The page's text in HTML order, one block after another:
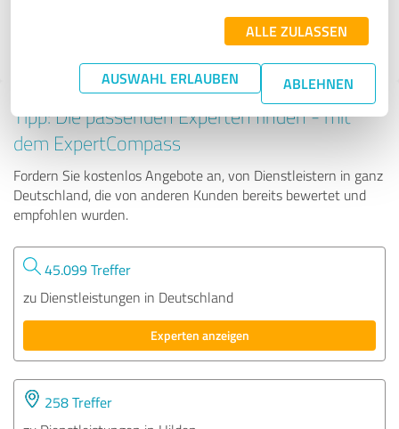
ALLE ZULASSEN
AUSWAHL ERLAUBEN ABLEHNEN
Tipp: Die passenden Experten finden - mit
dem ExpertCompass
Fordern Sie kostenlos Angebote an, von Dienstleistern in ganz
Deutschland, die von anderen Kunden bereits bewertet und
empfohlen wurden.
45.099 Treffer
zu Dienstleistungen in Deutschland
Experten anzeigen
258 Treffer